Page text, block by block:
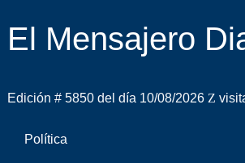
El Mensajero
Edición # 5850 del día 10/08/2026
Política